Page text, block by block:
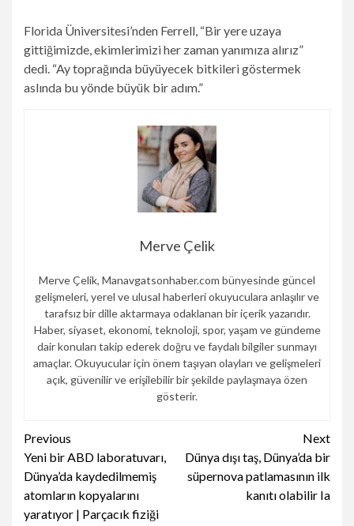
Florida Üniversitesi’nden Ferrell, “Bir yere uzaya
gittiğimizde, ekimlerimizi her zaman yanımıza alırız”
dedi. “Ay toprağında büyüyecek bitkileri göstermek
aslında bu yönde büyük bir adım.”
Merve Çelik
Merve Çelik, Manavgatsonhaber.com bünyesinde güncel
gelişmeleri, yerel ve ulusal haberleri okuyuculara anlaşılır ve
tarafsız bir dille aktarmaya odaklanan bir içerik yazarıdır.
Haber, siyaset, ekonomi, teknoloji, spor, yaşam ve gündeme
dair konuları takip ederek doğru ve faydalı bilgiler sunmayı
amaçlar. Okuyucular için önem taşıyan olayları ve gelişmeleri
açık, güvenilir ve erişilebilir bir şekilde paylaşmaya özen
gösterir.
Continue
Reading
Previous
Yeni bir ABD laboratuvarı,
Dünya’da kaydedilmemiş
atomların kopyalarını
yaratıyor | Parçacık fiziği
Next
Dünya dışı taş, Dünya’da bir
süpernova patlamasının ilk
kanıtı olabilir Ia